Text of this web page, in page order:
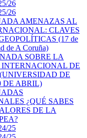
26
26
AMENAZAS AL
CLAVES
(17 de
de A Coruña)
SOBRE LA
INTERNACIONAL DE
DE
DE ABRIL)
¿QUÉ SABES
DE LA
25